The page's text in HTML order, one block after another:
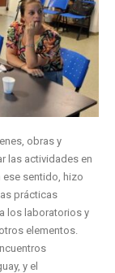
obras y
las actividades en
ese sentido, hizo
prácticas
los laboratorios y
elementos.
y el